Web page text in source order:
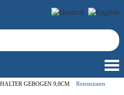
GEBOGEN 9,0CM Rezensionen